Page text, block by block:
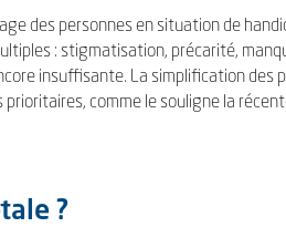
des personnes en situation de
: stigmatisation, précarité,
insuffisante. La simplification des
comme le souligne la
?